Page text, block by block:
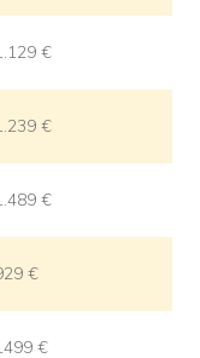
€
€
€
€
€